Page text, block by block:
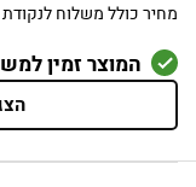
מחיר כולל משלוח לנקודת
המוצר זמין